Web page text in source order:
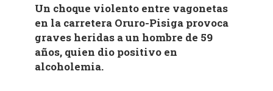
Un choque violento entre vagonetas
en la carretera Oruro-Pisiga provoca
graves heridas a un hombre de 59
años, quien dio positivo en
alcoholemia.